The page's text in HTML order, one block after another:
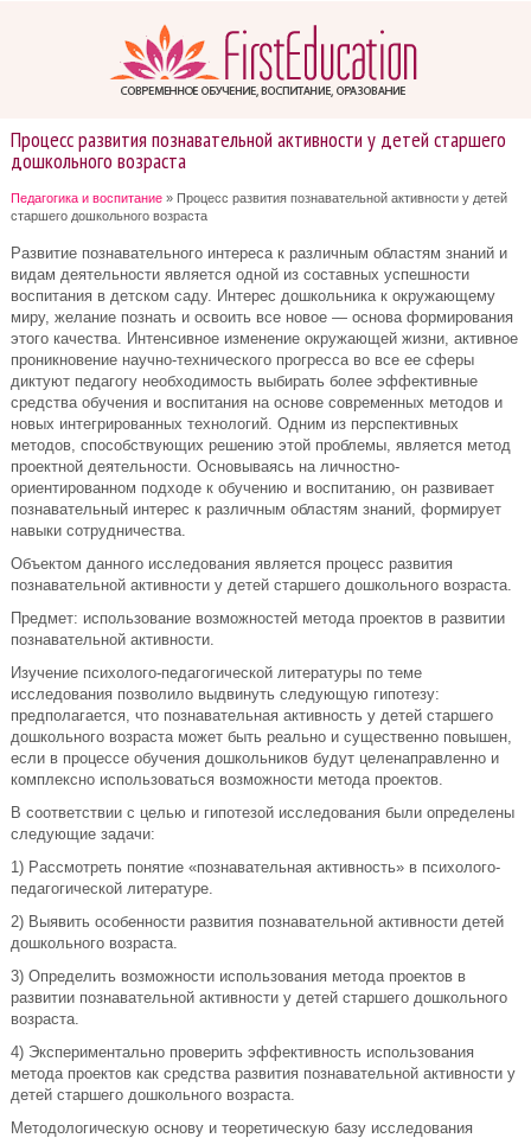
Процесс развития познавательной активности у детей старшего
дошкольного возраста
Педагогика и воспитание » Процесс развития познавательной активности у детей
старшего дошкольного возраста
Развитие познавательного интереса к различным областям знаний и
видам деятельности является одной из составных успешности
воспитания в детском саду. Интерес дошкольника к окружающему
миру, желание познать и освоить все новое — основа формирования
этого качества. Интенсивное изменение окружающей жизни, активное
проникновение научно-технического прогресса во все ее сферы
диктуют педагогу необходимость выбирать более эффективные
средства обучения и воспитания на основе современных методов и
новых интегрированных технологий. Одним из перспективных
методов, способствующих решению этой проблемы, является метод
проектной деятельности. Основываясь на личностно-
ориентированном подходе к обучению и воспитанию, он развивает
познавательный интерес к различным областям знаний, формирует
навыки сотрудничества.
Объектом данного исследования является процесс развития
познавательной активности у детей старшего дошкольного возраста.
Предмет: использование возможностей метода проектов в развитии
познавательной активности.
Изучение психолого-педагогической литературы по теме
исследования позволило выдвинуть следующую гипотезу:
предполагается, что познавательная активность у детей старшего
дошкольного возраста может быть реально и существенно повышен,
если в процессе обучения дошкольников будут целенаправленно и
комплексно использоваться возможности метода проектов.
В соответствии с целью и гипотезой исследования были определены
следующие задачи:
1) Рассмотреть понятие «познавательная активность» в психолого-
педагогической литературе.
2) Выявить особенности развития познавательной активности детей
дошкольного возраста.
3) Определить возможности использования метода проектов в
развитии познавательной активности у детей старшего дошкольного
возраста.
4) Экспериментально проверить эффективность использования
метода проектов как средства развития познавательной активности у
детей старшего дошкольного возраста.
Методологическую основу и теоретическую базу исследования